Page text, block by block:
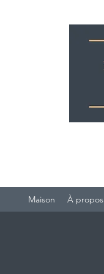
Maison À propos